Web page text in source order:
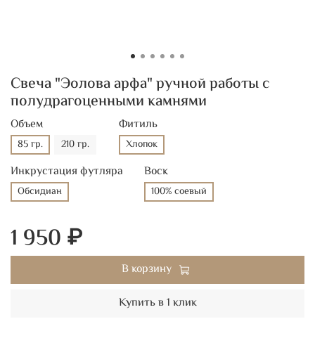
Свеча "Эолова арфа" ручной работы с
полудрагоценными камнями
Объем
85 гр. 210 гр.
Фитиль
Хлопок
Инкрустация футляра
Обсидиан
Воск
100% соевый
1 950 ₽
В корзину
Купить в 1 клик